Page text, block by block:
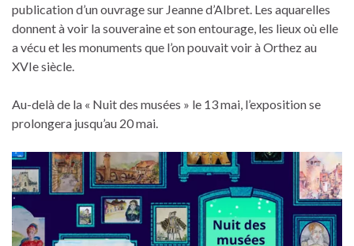
publication d’un ouvrage sur Jeanne d’Albret. Les aquarelles
donnent à voir la souveraine et son entourage, les lieux où elle
a vécu et les monuments que l’on pouvait voir à Orthez au
XVIe siècle.
Au-delà de la « Nuit des musées » le 13 mai, l’exposition se
prolongera jusqu’au 20 mai.